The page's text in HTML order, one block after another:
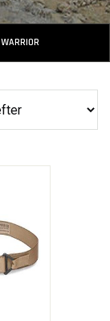
WARRIOR